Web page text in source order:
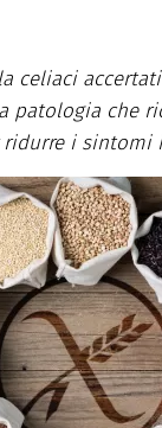
celiaci
patologia che
i sintomi